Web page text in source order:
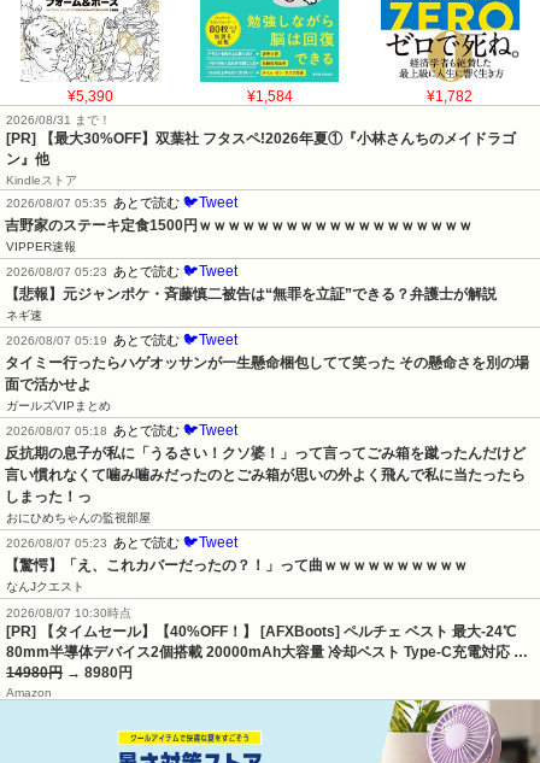
¥5,390 ¥1,584 ¥1,782
2026/08/31 まで！
[PR] 【最大30%OFF】双葉社 フタスペ!2026年夏①『小林さんちのメイドラゴ
ン』他
Kindleストア
2026/08/07 05:35
あとで読む 🐦Tweet
吉野家のステーキ定食1500円ｗｗｗｗｗｗｗｗｗｗｗｗｗｗｗｗｗｗｗ
VIPPER速報
2026/08/07 05:23
あとで読む 🐦Tweet
【悲報】元ジャンポケ・斉藤慎二被告は“無罪を立証”できる？弁護士が解説
ネギ速
2026/08/07 05:19
あとで読む 🐦Tweet
タイミー行ったらハゲオッサンが一生懸命梱包してて笑った その懸命さを別の場
面で活かせよ
ガールズVIPまとめ
2026/08/07 05:18
あとで読む 🐦Tweet
反抗期の息子が私に「うるさい！クソ婆！」って言ってごみ箱を蹴ったんだけど
言い慣れなくて噛み噛みだったのとごみ箱が思いの外よく飛んで私に当たったら
しまった！っ
おにひめちゃんの監視部屋
2026/08/07 05:23
あとで読む 🐦Tweet
【驚愕】「え、これカバーだったの？！」って曲ｗｗｗｗｗｗｗｗｗｗ
なんJクエスト
2026/08/07 10:30時点
[PR] 【タイムセール】【40%OFF！】 [AFXBoots] ペルチェ ベスト 最大-24℃
80mm半導体デバイス2個搭載 20000mAh大容量 冷却ベスト Type-C充電対応 …
14980円 → 8980円
Amazon